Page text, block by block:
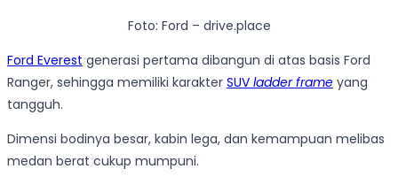
Foto: Ford – drive.place
Ford Everest generasi pertama dibangun di atas basis Ford
Ranger, sehingga memiliki karakter SUV ladder frame yang
tangguh.
Dimensi bodinya besar, kabin lega, dan kemampuan melibas
medan berat cukup mumpuni.